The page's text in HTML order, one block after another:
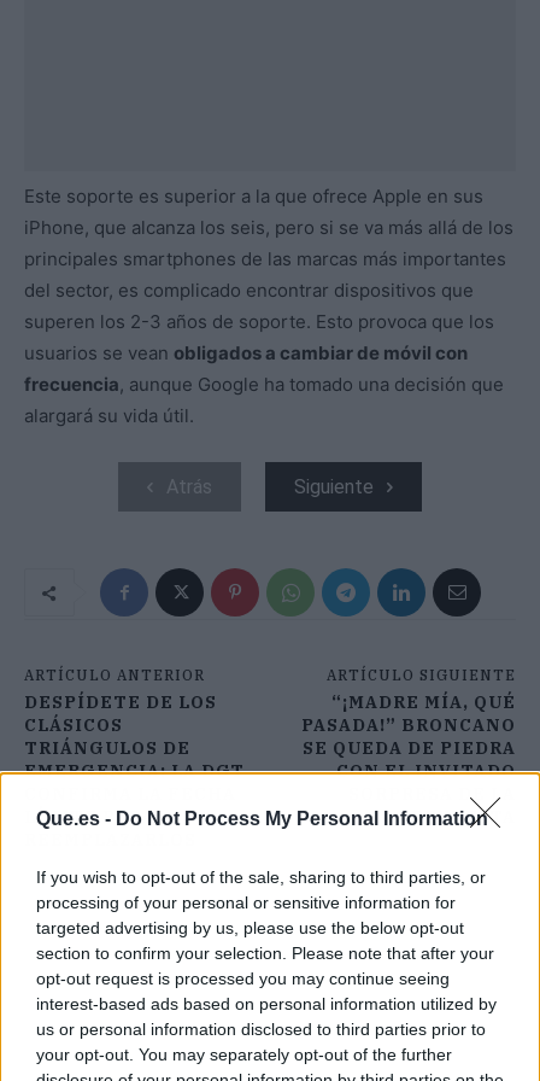
Que.es - Do Not Process My Personal Information
If you wish to opt-out of the sale, sharing to third parties, or
processing of your personal or sensitive information for
targeted advertising by us, please use the below opt-out
section to confirm your selection. Please note that after your
opt-out request is processed you may continue seeing
interest-based ads based on personal information utilized by
us or personal information disclosed to third parties prior to
your opt-out. You may separately opt-out of the further
Este soporte es superior a la que ofrece Apple en sus
iPhone, que alcanza los seis, pero si se va más allá de los
principales smartphones de las marcas más importantes
del sector, es complicado encontrar dispositivos que
superen los 2-3 años de soporte. Esto provoca que los
usuarios se vean obligados a cambiar de móvil con
frecuencia, aunque Google ha tomado una decisión que
alargará su vida útil.
Atrás Siguiente
ARTÍCULO ANTERIOR
DESPÍDETE DE LOS
CLÁSICOS
TRIÁNGULOS DE
EMERGENCIA: LA DGT
LÍMITE PARA
ARTÍCULO SIGUIENTE
“¡MADRE MÍA, QUÉ
PASADA!” BRONCANO
SE QUEDA DE PIEDRA
CON EL INVITADO
SORPRESA DE LA
REVUELTA